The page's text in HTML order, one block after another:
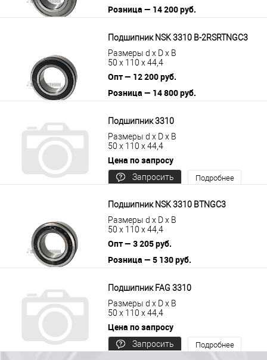
Розница — 14 200 руб.
Подшипник NSK 3310 B-2RSRTNGC3
Размеры d x D x B
50 x 110 x 44,4
Опт — 12 200 руб.
Розница — 14 800 руб.
Подшипник 3310
Размеры d x D x B
50 x 110 x 44,4
Цена по запросу
Запросить
Подробнее
Подшипник NSK 3310 BTNGC3
Размеры d x D x B
50 x 110 x 44,4
Опт — 3 205 руб.
Розница — 5 130 руб.
Подшипник FAG 3310
Размеры d x D x B
50 x 110 x 44,4
Цена по запросу
Запросить
Подробнее